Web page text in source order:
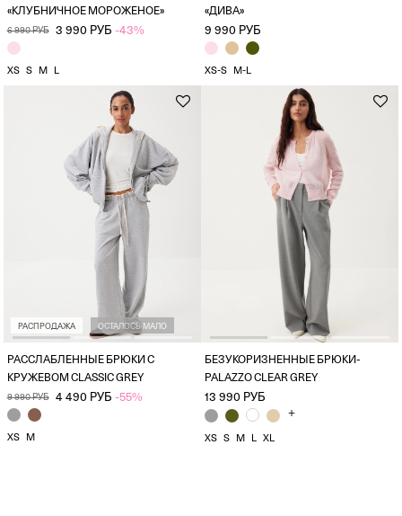
«КЛУБНИЧНОЕ МОРОЖЕНОЕ»
6 990 РУБ 3 990 РУБ -43%
XS S M L
«ДИВА»
9 990 РУБ
XS-S M-L
РАСПРОДАЖА ОСТАЛОСЬ МАЛО
РАССЛАБЛЕННЫЕ БРЮКИ С
КРУЖЕВОМ CLASSIC GREY
9 990 РУБ 4 490 РУБ -55%
XS M
БЕЗУКОРИЗНЕННЫЕ БРЮКИ-
PALAZZO CLEAR GREY
13 990 РУБ
+
XS S M L XL